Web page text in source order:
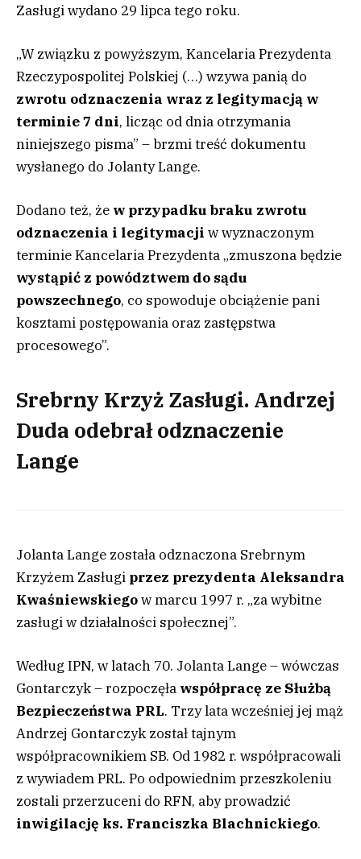
Zasługi wydano 29 lipca tego roku.
„W związku z powyższym, Kancelaria Prezydenta
Rzeczypospolitej Polskiej (…) wzywa panią do
zwrotu odznaczenia wraz z legitymacją w
terminie 7 dni, licząc od dnia otrzymania
niniejszego pisma” – brzmi treść dokumentu
wysłanego do Jolanty Lange.
Dodano też, że w przypadku braku zwrotu
odznaczenia i legitymacji w wyznaczonym
terminie Kancelaria Prezydenta „zmuszona będzie
wystąpić z powództwem do sądu
powszechnego, co spowoduje obciążenie pani
kosztami postępowania oraz zastępstwa
procesowego”.
Srebrny Krzyż Zasługi. Andrzej
Duda odebrał odznaczenie
Lange
Jolanta Lange została odznaczona Srebrnym
Krzyżem Zasługi przez prezydenta Aleksandra
Kwaśniewskiegow marcu 1997 r. „za wybitne
zasługi w działalności społecznej”.
Według IPN, w latach 70. Jolanta Lange – wówczas
Gontarczyk – rozpoczęła współpracę ze Służbą
Bezpieczeństwa PRL. Trzy lata wcześniej jej mąż
Andrzej Gontarczyk został tajnym
współpracownikiem SB. Od 1982 r. współpracowali
z wywiadem PRL. Po odpowiednim przeszkoleniu
zostali przerzuceni do RFN, aby prowadzić
inwigilację ks. Franciszka Blachnickiego.